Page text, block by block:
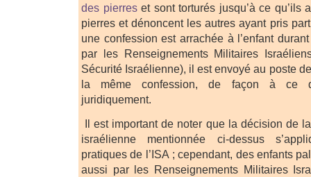
des pierreset sont torturés jusqu’à ce qu’ils
pierres et dénoncent les autres ayant pris
une confession est arrachée à l’enfant
par les Renseignements Militaires
Sécurité Israélienne), il est envoyé au poste
la même confession, de façon à ce
juridiquement.
Il est important de noter que la décision de
israélienne mentionnée ci-dessus
pratiques de l’ISA ; cependant, des enfants
aussi par les Renseignements Militaires